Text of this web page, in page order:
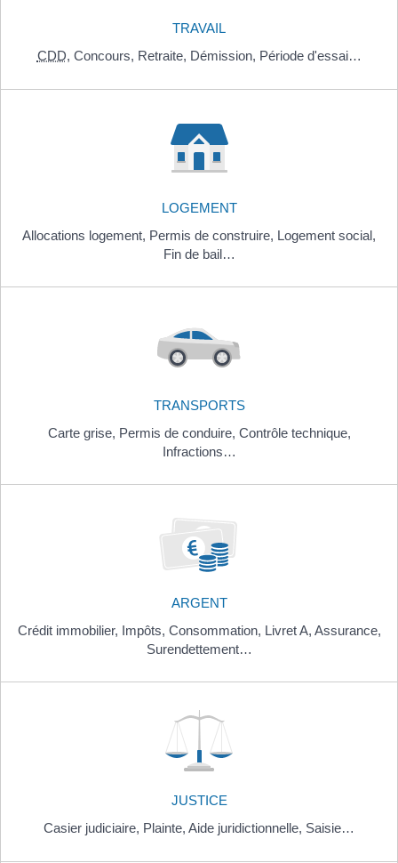
TRAVAIL
CDD, Concours, Retraite, Démission, Période d'essai…
LOGEMENT
Allocations logement, Permis de construire, Logement social,
Fin de bail…
TRANSPORTS
Carte grise, Permis de conduire, Contrôle technique,
Infractions…
ARGENT
Crédit immobilier, Impôts, Consommation, Livret A, Assurance,
Surendettement…
JUSTICE
Casier judiciaire, Plainte, Aide juridictionnelle, Saisie…